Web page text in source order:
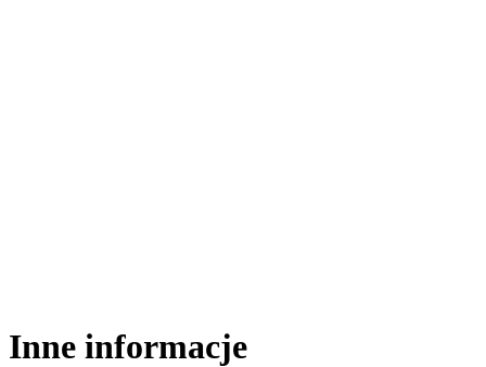
Inne informacje